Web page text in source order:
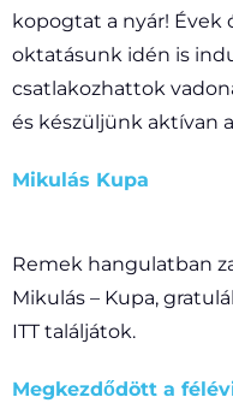
kopogtat a nyár! Évek
oktatásunk idén is
csatlakozhattok
és készüljünk aktívan
Mikulás Kupa
Remek hangulatban
Mikulás – Kupa,
ITT találjátok.
Megkezdődött a